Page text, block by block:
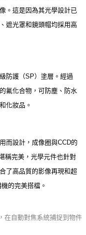
。這是因為其光學設計已
遮光罩和鏡頭帽均採用高
防護（SP）塗層。經過
氟化合物，可防塵、防水
化妝品。
而設計，成像圈與CCD的
稱完美，光學元件也針對
了高品質的影像再現和超
的完美搭檔。
在自動對焦系統捕捉到物件